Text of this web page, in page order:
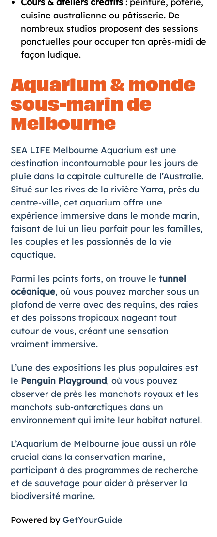
Cours & ateliers créatifs: peinture, poterie,
cuisine australienne ou pâtisserie. De
nombreux studios proposent des sessions
ponctuelles pour occuper ton après-midi de
façon ludique.
Aquarium & monde
sous-marin de
Melbourne
SEA LIFE Melbourne Aquarium est une
destination incontournable pour les jours de
pluie dans la capitale culturelle de l’Australie.
Situé sur les rives de la rivière Yarra, près du
centre-ville, cet aquarium offre une
expérience immersive dans le monde marin,
faisant de lui un lieu parfait pour les familles,
les couples et les passionnés de la vie
aquatique.
Parmi les points forts, on trouve le tunnel
océanique, où vous pouvez marcher sous un
plafond de verre avec des requins, des raies
et des poissons tropicaux nageant tout
autour de vous, créant une sensation
vraiment immersive.
L’une des expositions les plus populaires est
le Penguin Playground, où vous pouvez
observer de près les manchots royaux et les
manchots sub-antarctiques dans un
environnement qui imite leur habitat naturel.
L’Aquarium de Melbourne joue aussi un rôle
crucial dans la conservation marine,
participant à des programmes de recherche
et de sauvetage pour aider à préserver la
biodiversité marine.
Powered byGetYourGuide